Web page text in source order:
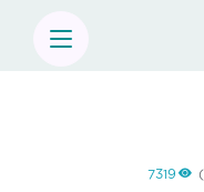
7319